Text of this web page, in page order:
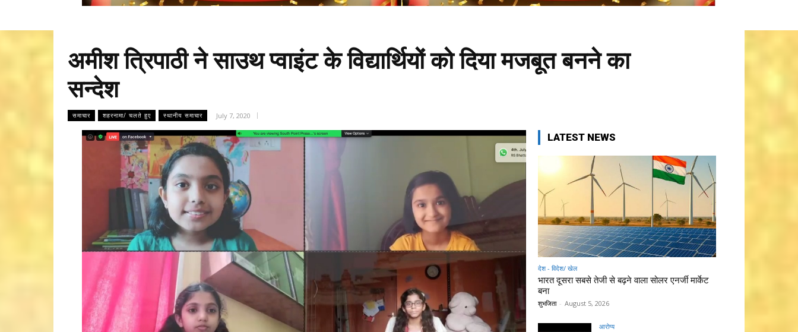
अमीश त्रिपाठी ने साउथ प्वाइंट के विद्यार्थियों को दिया मजबूत बनने का
सन्देश
समाचार शहरनामा/ चलते हुए स्थानीय समाचार July 7, 2020
LATEST NEWS
देश - विदेश/ खेल
भारत दूसरा सबसे तेजी से बढ़ने वाला सोलर एनर्जी मार्केट
बना
शुभजिता - August 5, 2026
आरोग्य